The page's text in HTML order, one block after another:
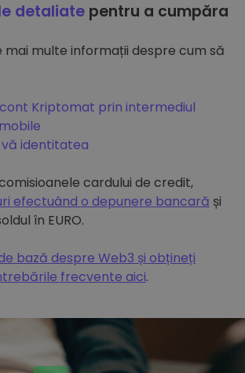
detaliate pentru a cumpăra
mai multe informații despre cum să
Kriptomat prin intermediul
identitatea
cardului de credit,
efectuând o depunere bancară și
în EURO.
bază despre Web3 și obțineți
frecvente aici.